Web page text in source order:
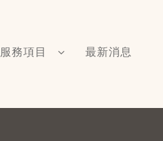
服務項目 最新消息